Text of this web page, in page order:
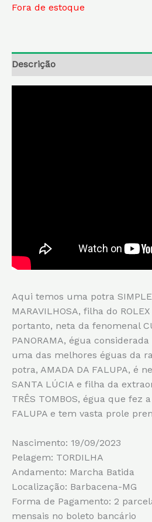
Fora de estoque
Descrição
Aqui temos uma potra
MARAVILHOSA, filha do ROLEX
portanto, neta da fenomenal
PANORAMA, égua
uma das melhores éguas da
potra, AMADA DA FALUPA, é
SANTA LÚCIA e filha da
TRÊS TOMBOS, égua que fez
FALUPA e tem vasta prole
Nascimento: 19/09/2023
Pelagem: TORDILHA
Andamento: Marcha Batida
Localização: Barbacena-MG
Forma de Pagamento: 2
mensais no boleto bancário